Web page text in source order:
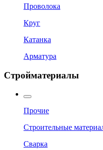
Проволока
Круг
Катанка
Арматура
Стройматериалы
Прочие
Строительные
Сварка